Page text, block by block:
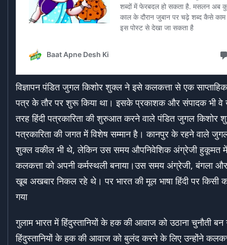
विज्ञापन पंडित जुगल किशोर शुक्ल ने इसे कलकत्ता से एक
पत्र के तौर पर शुरू किया था। इसके प्रकाशक और संपादक भी
तरह हिंदी पत्रकारिता की शुरुआत करने वाले पंडित जुगल किशोर
पत्रकारिता की जगत में विशेष सम्मान है। कानपुर के रहने वाले
शुक्ल वकील भी थे, लेकिन उस समय औपनिवेशिक अंग्रेजी हुकूमत में
कलकत्ता को अपनी कर्मस्थली बनाया।उस समय अंग्रेजी, बंगला
खूब अखबार निकल रहे थे। पर भारत की मूल भाषा हिंदी पर किसी
गया
गुलाम भारत में हिंदुस्तानियों के हक की आवाज को उठाना चुनौती
हिंदुस्तानियों के हक की आवाज को बुलंद करने के लिए उन्होंने